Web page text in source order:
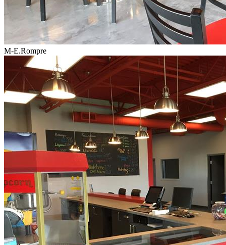
M-E.Rompre